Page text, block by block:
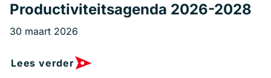
Productiviteitsagenda 2026-2028
30 maart 2026
Lees verder